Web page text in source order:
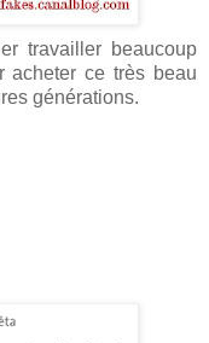
travailler beaucoup
acheter ce très beau
générations.